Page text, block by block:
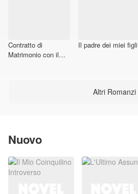
Contratto di
Matrimonio con il
Il padre dei miei figli
Altri Romanzi
Nuovo